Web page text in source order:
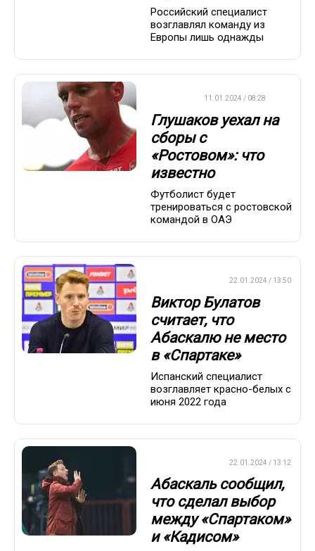
Российский специалист
возглавлял команду из
Европы лишь однажды
11.01.2024 / 08:28
Глушаков уехал на
сборы с
«Ростовом»: что
известно
Футболист будет
тренироваться с ростовской
командой в ОАЭ
22.01.2024 / 13:50
Виктор Булатов
считает, что
Абаскалю не место
в «Спартаке»
Испанский специалист
возглавляет красно-белых с
июня 2022 года
22.01.2024 / 13:12
Абаскаль сообщил,
что сделал выбор
между «Спартаком»
и «Кадисом»